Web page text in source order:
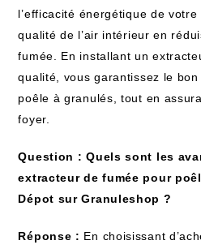
l’efficacité énergétique de
qualité de l’air intérieur en
fumée. En installant un
qualité, vous garantissez le
poêle à granulés, tout en
foyer.
Question : Quels sont les
extracteur de fumée pour
Dépot sur Granuleshop ?
Réponse : En choisissant